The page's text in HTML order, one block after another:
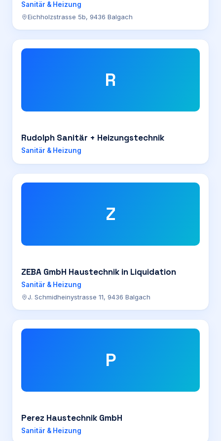
Sanitär & Heizung
Eichholzstrasse 5b, 9436 Balgach
R
Rudolph Sanitär + Heizungstechnik
Sanitär & Heizung
Z
ZEBA GmbH Haustechnik in Liquidation
Sanitär & Heizung
J. Schmidheinystrasse 11, 9436 Balgach
P
Perez Haustechnik GmbH
Sanitär & Heizung